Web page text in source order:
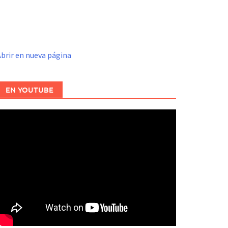
en nueva página
EN YOUTUBE